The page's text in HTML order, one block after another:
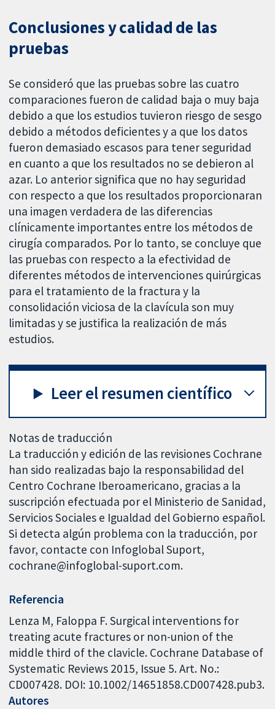
Conclusiones y calidad de las
pruebas
Se consideró que las pruebas sobre las cuatro
comparaciones fueron de calidad baja o muy baja
debido a que los estudios tuvieron riesgo de sesgo
debido a métodos deficientes y a que los datos
fueron demasiado escasos para tener seguridad
en cuanto a que los resultados no se debieron al
azar. Lo anterior significa que no hay seguridad
con respecto a que los resultados proporcionaran
una imagen verdadera de las diferencias
clínicamente importantes entre los métodos de
cirugía comparados. Por lo tanto, se concluye que
las pruebas con respecto a la efectividad de
diferentes métodos de intervenciones quirúrgicas
para el tratamiento de la fractura y la
consolidación viciosa de la clavícula son muy
limitadas y se justifica la realización de más
estudios.
Leer el resumen científico
Notas de traducción
La traducción y edición de las revisiones Cochrane
han sido realizadas bajo la responsabilidad del
Centro Cochrane Iberoamericano, gracias a la
suscripción efectuada por el Ministerio de Sanidad,
Servicios Sociales e Igualdad del Gobierno español.
Si detecta algún problema con la traducción, por
favor, contacte con Infoglobal Suport,
cochrane@infoglobal-suport.com.
Referencia
Lenza M, Faloppa F. Surgical interventions for
treating acute fractures or non-union of the
middle third of the clavicle. Cochrane Database of
Systematic Reviews 2015, Issue 5. Art. No.:
CD007428. DOI: 10.1002/14651858.CD007428.pub3.
Autores